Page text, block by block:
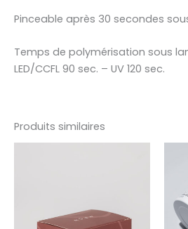
Pinceable après 30 secondes
Temps de polymérisation sous
LED/CCFL 90 sec. – UV 120 sec.
Produits similaires